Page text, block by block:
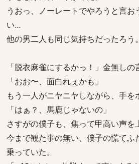
うおっ、ノーレートでやろうと言お
い…
他の男二人も同じ気持ちだったろう。
「脱衣麻雀にするかっ！」金無しの
「おお〜、面白れぇかも」
もう一人がニヤニヤしながら、手を
「はぁ？、馬鹿じゃないの」
さすがの僕子も、焦って甲高い声を
今まで観た事の無い、僕子の慌てふ
乗っていた。